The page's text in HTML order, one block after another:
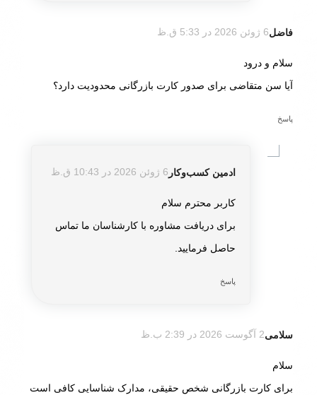
فاضل6 ژوئن 2026 در 5:33 ق.ظ
سلام و درود
آیا سن متقاضی برای صدور کارت بازرگانی محدودیت دارد؟
پاسخ
ادمین کسب‌و‌کار 6 ژوئن 2026 در 10:43 ق.ظ
کاربر محترم سلام
برای دریافت مشاوره با کارشناسان ما تماس
حاصل فرمایید.
پاسخ
سلامی2 آگوست 2026 در 2:39 ب.ظ
سلام
برای کارت بازرگانی شخص حقیقی، مدارک شناسایی کافی است